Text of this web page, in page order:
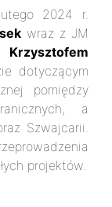
2024 r.
wraz z JM
dotyczącym
pomiędzy
a
Szwajcarii.
projektów.